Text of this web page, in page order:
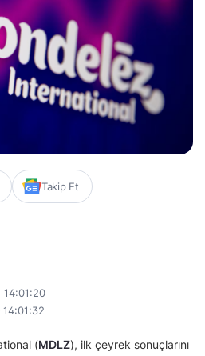
Takip Et
14:01:20
14:01:32
(MDLZ), ilk çeyrek sonuçlarını